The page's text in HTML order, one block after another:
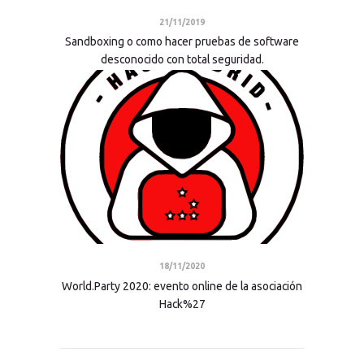
21/11/2019
Sandboxing o como hacer pruebas de software
desconocido con total seguridad.
18/11/2020
World.Party 2020: evento online de la asociación
Hack%27